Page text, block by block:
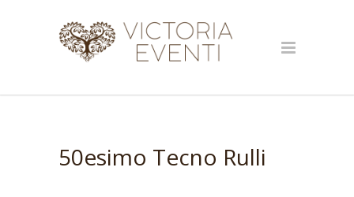
50esimo Tecno Rulli